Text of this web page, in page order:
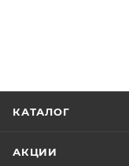
КАТАЛОГ
АКЦИИ